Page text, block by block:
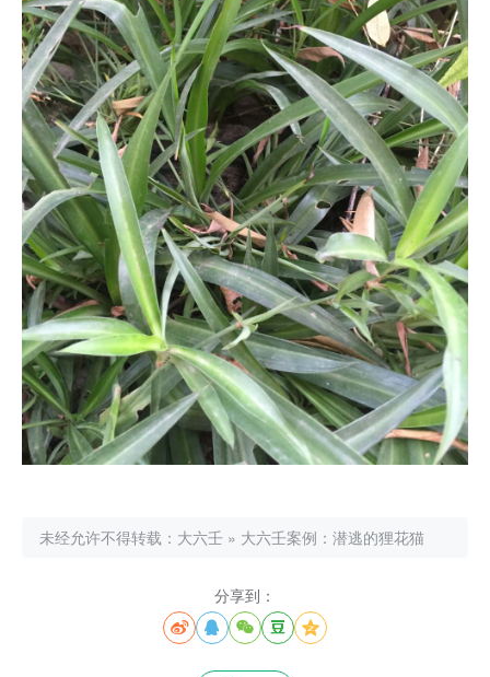
未经允许不得转载： 大六壬 » 大六壬案例：潜逃的狸花猫
分享到：
    